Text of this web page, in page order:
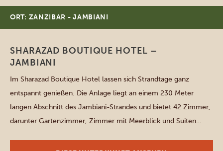
ORT: ZANZIBAR - JAMBIANI
SHARAZAD BOUTIQUE HOTEL –
JAMBIANI
Im Sharazad Boutique Hotel lassen sich Strandtage ganz
entspannt genießen. Die Anlage liegt an einem 230 Meter
langen Abschnitt des Jambiani-Strandes und bietet 42 Zimmer,
darunter Gartenzimmer, Zimmer mit Meerblick und Suiten
Kaffee- und Teezubereitungsmöglichkeiten, einen Zimmersafe,